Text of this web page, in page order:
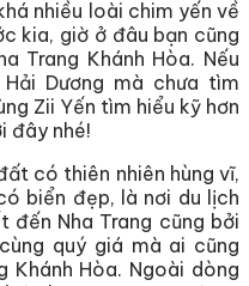
nhiều loài chim yến về
kia, giờ ở đâu bạn cũng
Trang Khánh Hòa. Nếu
Dương mà chưa tìm
Zii Yến tìm hiểu kỹ hơn
đây nhé!
có thiên nhiên hùng vĩ,
biển đẹp, là nơi du lịch
đến Nha Trang cũng bởi
quý giá mà ai cũng
Khánh Hòa. Ngoài dòng